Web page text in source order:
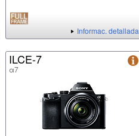
Informac. detallada
ILCE-7
α7